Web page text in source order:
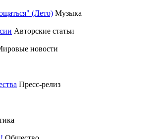
(Лето) Музыка
Авторские статьи
новости
Пресс-релиз